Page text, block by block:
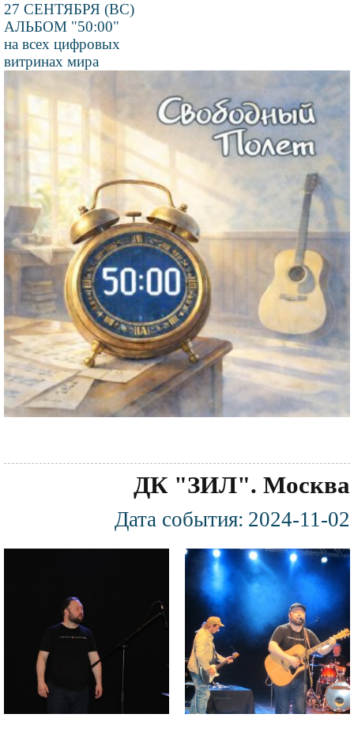
27 СЕНТЯБРЯ (ВС)
АЛЬБОМ "50:00"
на всех цифровых
витринах мира
изображения
ДК "ЗИЛ". Москва
Дата события: 2024-11-02
Файл
Файл
изображения